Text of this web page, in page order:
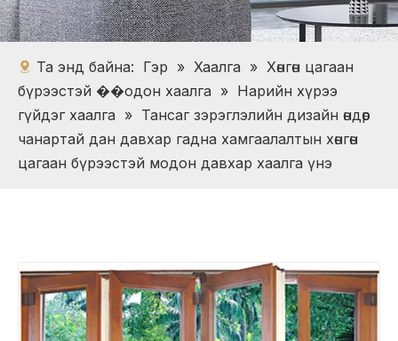
Та энд байна: Гэр » Хаалга » Хөнгөн цагаан
бүрээстэй ��одон хаалга » Нарийн хүрээ
гүйдэг хаалга » Тансаг зэрэглэлийн дизайн өндөр
чанартай дан давхар гадна хамгаалалтын хөнгөн
цагаан бүрээстэй модон давхар хаалга үнэ